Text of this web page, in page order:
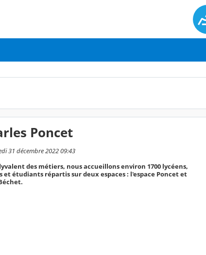
Poncet
31 décembre 2022 09:43
des métiers, nous accueillons environ 1700 lycéens,
et étudiants répartis sur deux espaces : l'espace Poncet et